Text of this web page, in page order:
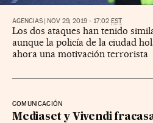
AGENCIAS | NOV 29, 2019 - 17:02 EST
Los dos ataques han tenido
aunque la policía de la ciudad
ahora una motivación terrorista
COMUNICACIÓN
Mediaset y Vivendi